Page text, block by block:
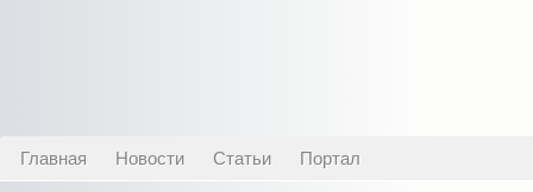
Главная Новости Статьи Портал